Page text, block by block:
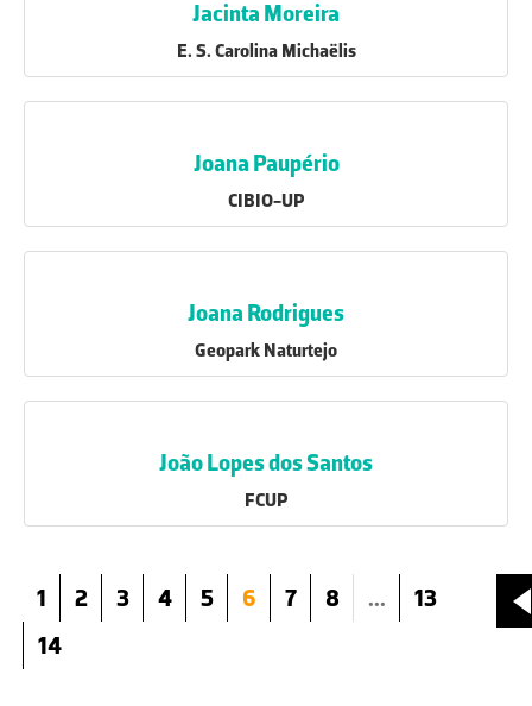
Jacinta Moreira
E. S. Carolina Michaëlis
Joana Paupério
CIBIO-UP
Joana Rodrigues
Geopark Naturtejo
João Lopes dos Santos
FCUP
1 2 3 4 5 6 7 8 ...
13
14